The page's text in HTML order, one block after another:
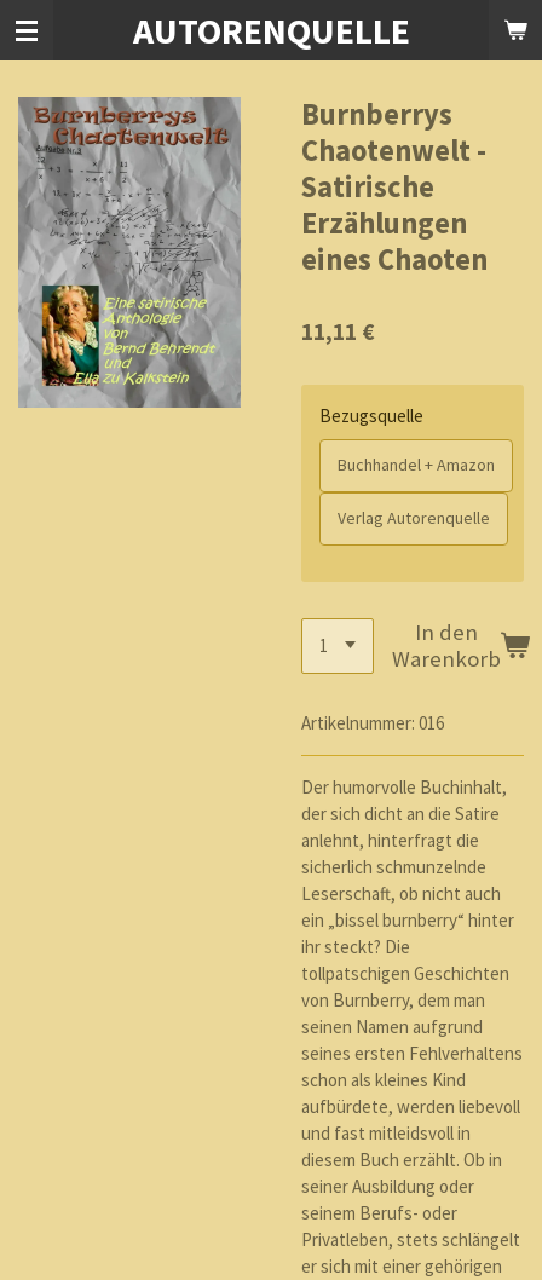
Zum
AUTORENQUELLE
Burnberrys
Chaotenwelt -
Satirische
Erzählungen
eines Chaoten
11,11 €
Bezugsquelle
Buchhandel + Amazon
Verlag Autorenquelle
In den
Warenkorb
Artikelnummer: 016
Der humorvolle Buchinhalt,
der sich dicht an die Satire
anlehnt, hinterfragt die
sicherlich schmunzelnde
Leserschaft, ob nicht auch
ein „bissel burnberry“ hinter
ihr steckt? Die
tollpatschigen Geschichten
von Burnberry, dem man
seinen Namen aufgrund
seines ersten Fehlverhaltens
schon als kleines Kind
aufbürdete, werden liebevoll
und fast mitleidsvoll in
diesem Buch erzählt. Ob in
seiner Ausbildung oder
seinem Berufs- oder
Privatleben, stets schlängelt
er sich mit einer gehörigen